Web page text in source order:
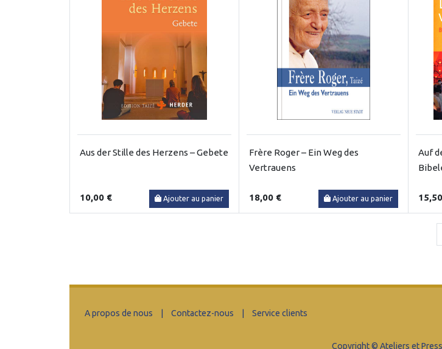
Aus der Stille des Herzens – Gebete
10,00 € Ajouter au panier
Frère Roger – Ein Weg des
Vertrauens
18,00 € Ajouter au panier
Auf
A propos de nous | Contactez-nous | Service clients
Copyright © Ateliers et